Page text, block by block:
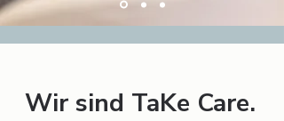
Wir sind TaKe Care.